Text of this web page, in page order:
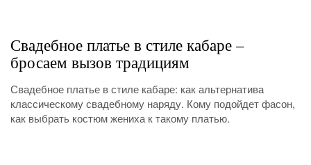
Свадебное платье в стиле кабаре –
бросаем вызов традициям
Свадебное платье в стиле кабаре: как альтернатива
классическому свадебному наряду. Кому подойдет фасон,
как выбрать костюм жениха к такому платью.